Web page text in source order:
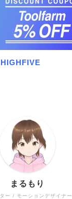
HIGHFIVE
ー / モーションデザイナー
まるもり